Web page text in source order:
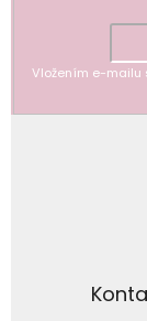
Vložením e-mailu